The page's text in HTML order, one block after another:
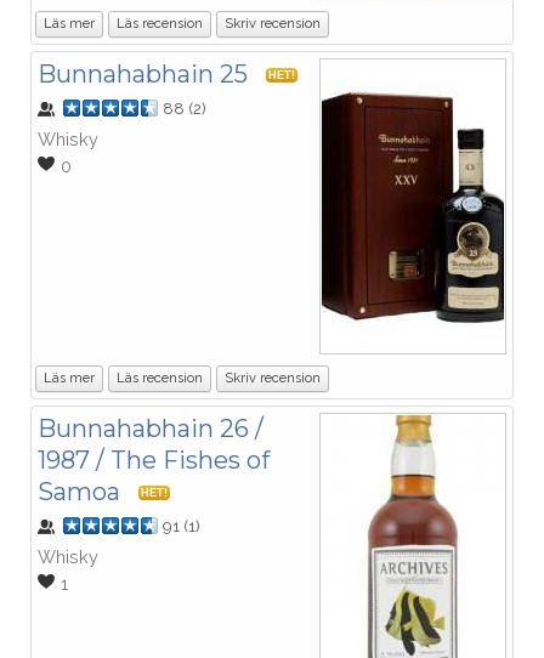
Läs mer Läs recension Skriv recension
Bunnahabhain 25 HET!
88 (2)
Whisky
0
Läs mer Läs recension Skriv recension
Bunnahabhain 26 /
1987 / The Fishes of
Samoa
HET!
91 (1)
Whisky
1